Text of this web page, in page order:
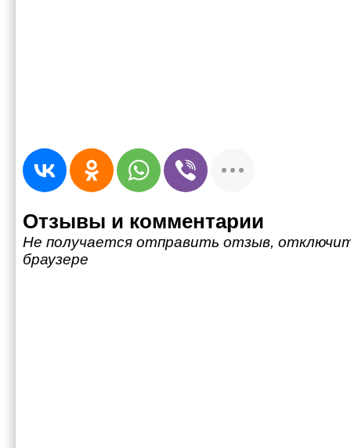
Отзывы и комментарии
Не получается отправить отзыв,
браузере